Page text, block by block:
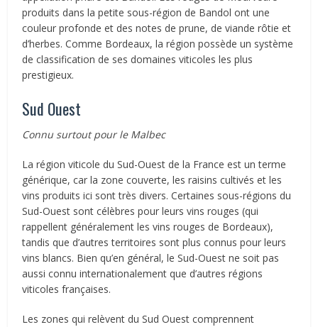
produits dans la petite sous-région de Bandol ont une
couleur profonde et des notes de prune, de viande rôtie et
d’herbes. Comme Bordeaux, la région possède un système
de classification de ses domaines viticoles les plus
prestigieux.
Sud Ouest
Connu surtout pour le Malbec
La région viticole du Sud-Ouest de la France est un terme
générique, car la zone couverte, les raisins cultivés et les
vins produits ici sont très divers. Certaines sous-régions du
Sud-Ouest sont célèbres pour leurs vins rouges (qui
rappellent généralement les vins rouges de Bordeaux),
tandis que d’autres territoires sont plus connus pour leurs
vins blancs. Bien qu’en général, le Sud-Ouest ne soit pas
aussi connu internationalement que d’autres régions
viticoles françaises.
Les zones qui relèvent du Sud Ouest comprennent